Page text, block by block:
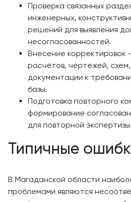
Проверка связанных
инженерных,
решений для выявления
несогласованностей.
Внесение корректировок
расчётов, чертежей,
документации к
базы.
Подготовка повторного
формирование
для повторной экспертизы.
Типичные
В Магаданской области
проблемами являются